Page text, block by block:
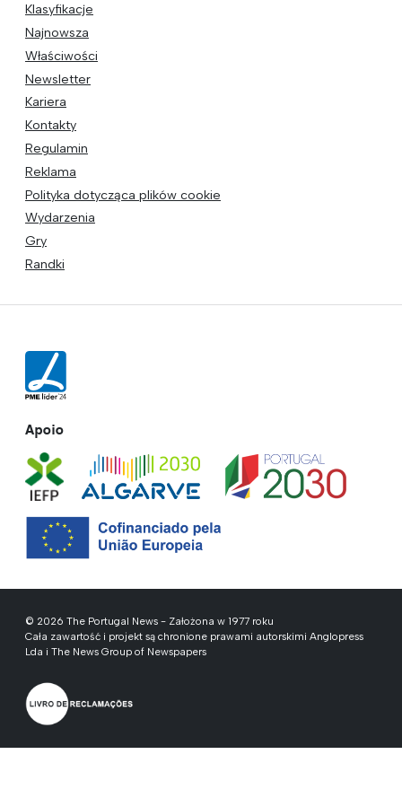
Klasyfikacje
Najnowsza
Właściwości
Newsletter
Kariera
Kontakty
Regulamin
Reklama
Polityka dotycząca plików cookie
Wydarzenia
Gry
Randki
Apoio
© 2026 The Portugal News - Założona w 1977 roku
Cała zawartość i projekt są chronione prawami autorskimi Anglopress
Lda i The News Group of Newspapers